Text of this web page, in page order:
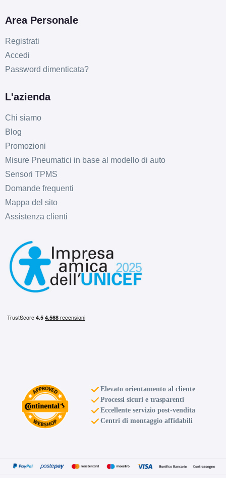
Area Personale
Registrati
Accedi
Password dimenticata?
L'azienda
Chi siamo
Blog
Promozioni
Misure Pneumatici in base al modello di auto
Sensori TPMS
Domande frequenti
Mappa del sito
Assistenza clienti
Elevato orientamento al cliente
Processi sicuri e trasparenti
Eccellente servizio post-vendita
Centri di montaggio affidabili